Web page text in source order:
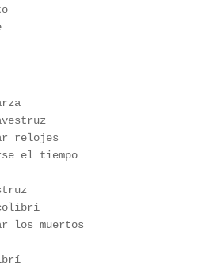
ser avestruz
tragar relojes
comerse el tiempo
ser colibrí
pasear los muertos